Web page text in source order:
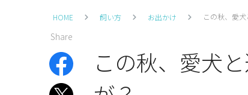
HOME 飼い方 お出かけ この秋、愛
Share
この秋、愛犬